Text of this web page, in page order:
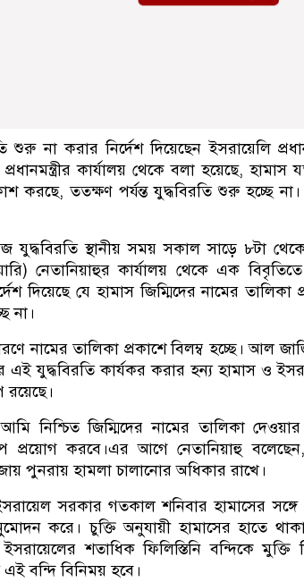
শুরু না করার নির্দেশ দিয়েছেন ইসরায়েলি
কার্যালয় থেকে বলা হয়েছে, হামাস
করছে, ততক্ষণ পর্যন্ত যুদ্ধবিরতি শুরু হচ্ছে
যুদ্ধবিরতি স্থানীয় সময় সকাল সাড়ে ৮টা
নেতানিয়াহুর কার্যালয় থেকে এক
দিয়েছে যে হামাস জিম্মিদের নামের তালিকা
না।
নামের তালিকা প্রকাশে বিলম্ব হচ্ছে। আল
এই যুদ্ধবিরতি কার্যকর করার হন্য হামাস ও
রয়েছে।
নিশ্চিত জিম্মিদের নামের তালিকা
প্রয়োগ করবে।এর আগে নেতানিয়াহু
পুনরায় হামলা চালানোর অধিকার রাখে।
সরকার গতকাল শনিবার হামাসের সঙ্গে
করে। চুক্তি অনুযায়ী হামাসের হাতে
শতাধিক ফিলিস্তিনি বন্দিকে মুক্তি
এই বন্দি বিনিময় হবে।